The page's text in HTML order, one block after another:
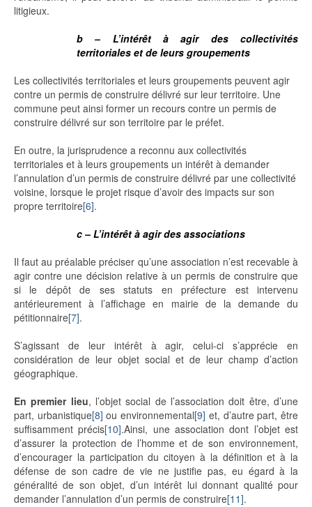
litigieux.
b – L’intérêt à agir des collectivités
territoriales et de leurs groupements
Les collectivités territoriales et leurs groupements peuvent agir
contre un permis de construire délivré sur leur territoire. Une
commune peut ainsi former un recours contre un permis de
construire délivré sur son territoire par le préfet.
En outre, la jurisprudence a reconnu aux collectivités
territoriales et à leurs groupements un intérêt à demander
l’annulation d’un permis de construire délivré par une collectivité
voisine, lorsque le projet risque d’avoir des impacts sur son
propre territoire[6].
c – L’intérêt à agir des associations
Il faut au préalable préciser qu’une association n’est recevable à
agir contre une décision relative à un permis de construire que
si le dépôt de ses statuts en préfecture est intervenu
antérieurement à l’affichage en mairie de la demande du
pétitionnaire[7].
S’agissant de leur intérêt à agir, celui-ci s’apprécie en
considération de leur objet social et de leur champ d’action
géographique.
En premier lieu, l’objet social de l’association doit être, d’une
part, urbanistique[8] ou environnemental[9] et, d’autre part, être
suffisamment précis[10].Ainsi, une association dont l’objet est
d’assurer la protection de l’homme et de son environnement,
d’encourager la participation du citoyen à la définition et à la
défense de son cadre de vie ne justifie pas, eu égard à la
généralité de son objet, d’un intérêt lui donnant qualité pour
demander l’annulation d’un permis de construire[11].